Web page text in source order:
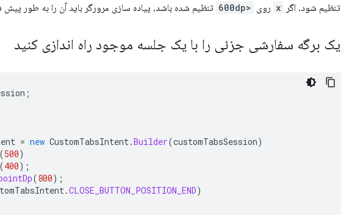
تنظیم شود. اگر x روی <600dp تنظیم شده باشد، پیاده سازی مرورگر باید آن را به طور
یک برگه سفارشی جزئی را با یک جلسه موجود راه اندازی کنید
;
= new CustomTabsIntent.Builder(customTabsSession)
(500)
(400);
(800);
.CLOSE_BUTTON_POSITION_END)